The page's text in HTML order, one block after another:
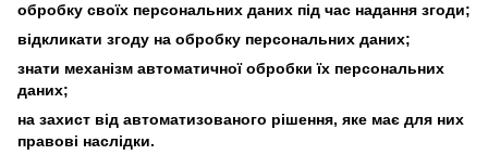
обробку своїх персональних даних під час надання згоди;
відкликати згоду на обробку персональних даних;
знати механізм автоматичної обробки їх персональних
даних;
на захист від автоматизованого рішення, яке має для них
правові наслідки.